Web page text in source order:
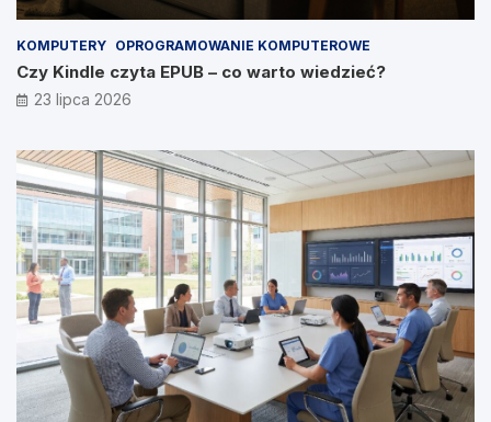
KOMPUTERY OPROGRAMOWANIE KOMPUTEROWE
Czy Kindle czyta EPUB – co warto wiedzieć?
23 lipca 2026